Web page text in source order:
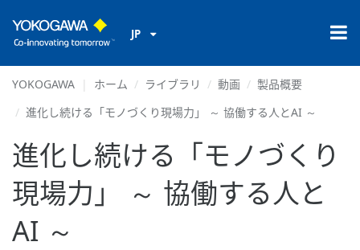
JP
YOKOGAWA ホーム ライブラリ 動画
製品概要
進化し続ける「モノづくり現場力」 ～ 協働する人とAI ～
進化し続ける「モノづくり
現場力」 ～ 協働する人と
AI ～